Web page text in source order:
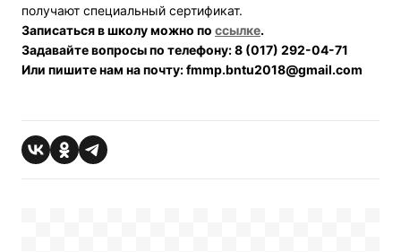
получают специальный сертификат.
Записаться в школу можно по ссылке.
Задавайте вопросы по телефону: 8 (017) 292-04-71
Или пишите нам на почту: fmmp.bntu2018@gmail.com